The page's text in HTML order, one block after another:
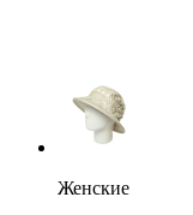
Женские